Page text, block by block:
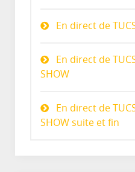
En direct de
En direct de
SHOW
En direct de
SHOW suite et fin